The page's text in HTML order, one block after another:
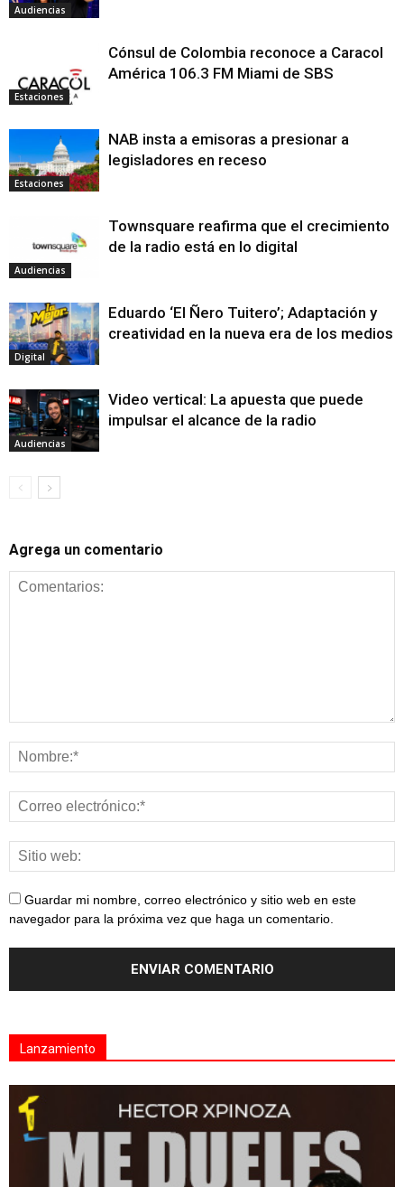
Audiencias
Estaciones
Cónsul de Colombia reconoce a Caracol
América 106.3 FM Miami de SBS
Estaciones
NAB insta a emisoras a presionar a
legisladores en receso
Audiencias
Townsquare reafirma que el crecimiento
de la radio está en lo digital
Digital
Eduardo ‘El Ñero Tuitero’; Adaptación y
creatividad en la nueva era de los medios
Audiencias
Video vertical: La apuesta que puede
impulsar el alcance de la radio
Agrega un comentario
Guardar mi nombre, correo electrónico y sitio web en este
navegador para la próxima vez que haga un comentario.
Lanzamiento